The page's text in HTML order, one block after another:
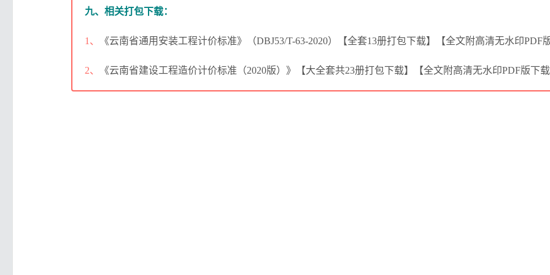
九、相关打包下载：
1、 《云南省通用安装工程计价标准》（DBJ53/T-63-2020）【全套13册打包下载】【全文附高清无水印PDF
2、 《云南省建设工程造价计价标准（2020版）》【大全套共23册打包下载】【全文附高清无水印PDF版下载